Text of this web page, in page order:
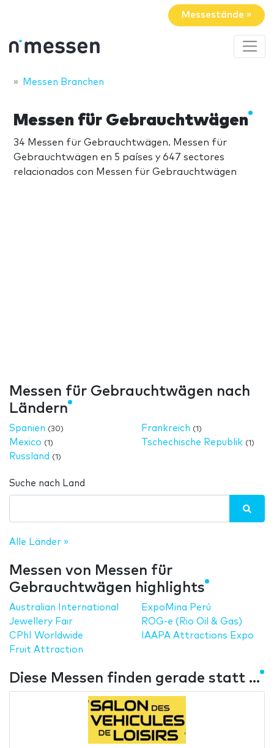
Messestände »
Messen Branchen
Messen für Gebrauchtwägen
34 Messen für Gebrauchtwägen. Messen für
Gebrauchtwägen en 5 países y 647 sectores
relacionados con Messen für Gebrauchtwägen
Messen für Gebrauchtwägen nach
Ländern
Spanien (30)
Mexico (1)
Russland (1)
Frankreich (1)
Tschechische Republik (1)
Suche nach Land
Alle Länder »
Messen von Messen für
Gebrauchtwägen highlights
Australian International
Jewellery Fair
CPhI Worldwide
Fruit Attraction
ExpoMina Perú
ROG-e (Rio Oil & Gas)
IAAPA Attractions Expo
Diese Messen finden gerade statt ...